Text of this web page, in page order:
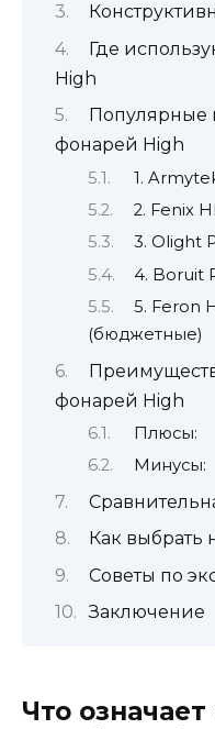
Где
High
Популярные
фонарей High
1.
2. Fenix
3. Olight
4. Boruit
5. Feron
(бюджетные)
фонарей High
Плюсы:
Минусы:
Как выбрать
Советы по
Заключение
Что означает